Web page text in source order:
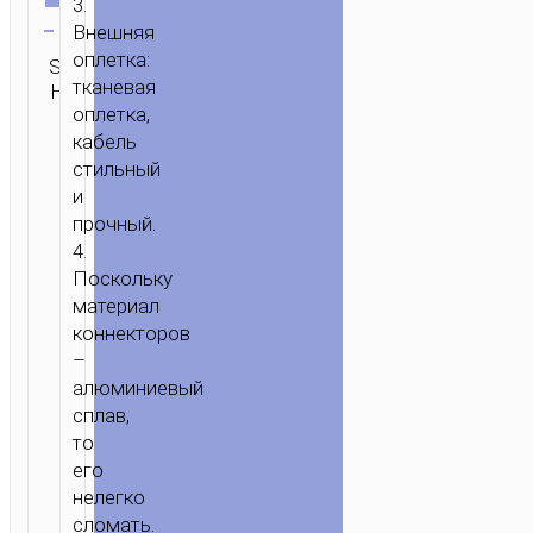
ДАННЫХ
SKU:
Н/Д
Категория:
Micro-USB
3.
Внешняя
оплетка:
тканевая
оплетка,
кабель
стильный
и
прочный.
4.
Поскольку
материал
коннекторов
–
алюминиевый
сплав,
то
его
нелегко
сломать.